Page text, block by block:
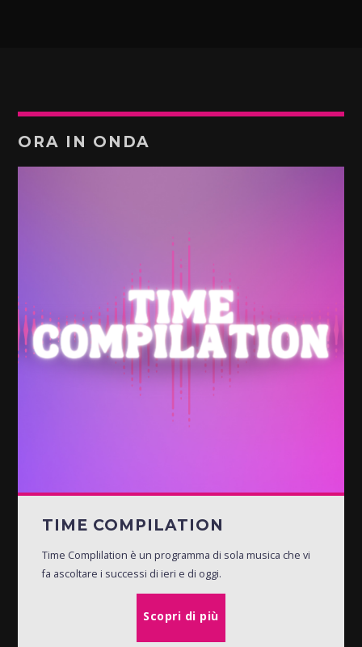
ORA IN ONDA
TIME COMPILATION
Time Complilation è un programma di sola musica che vi
fa ascoltare i successi di ieri e di oggi.
Scopri di più